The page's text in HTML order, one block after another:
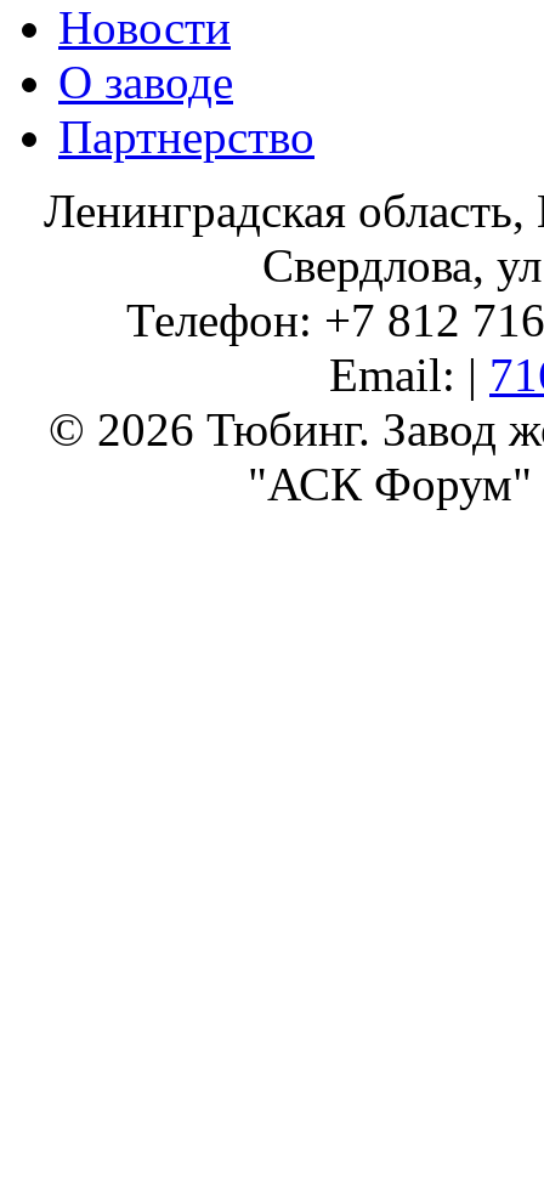
Новости
О заводе
Партнерство
Ленинградская
Свердлова,
Телефон: +7 812
Email: |
© 2026 Тюбинг. Завод
"АСК Форум"